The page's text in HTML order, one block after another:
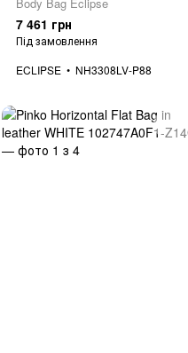
7 461 грн
Під замовлення
ECLIPSE
NH3308LV-P88